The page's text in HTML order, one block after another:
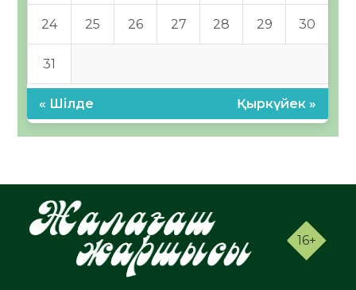
24 25 26 27 28 29 30
31
« Шілде Қыркүйек »
16+